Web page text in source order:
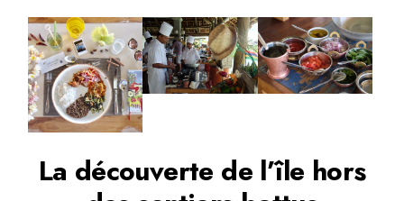
La découverte de l’île hors